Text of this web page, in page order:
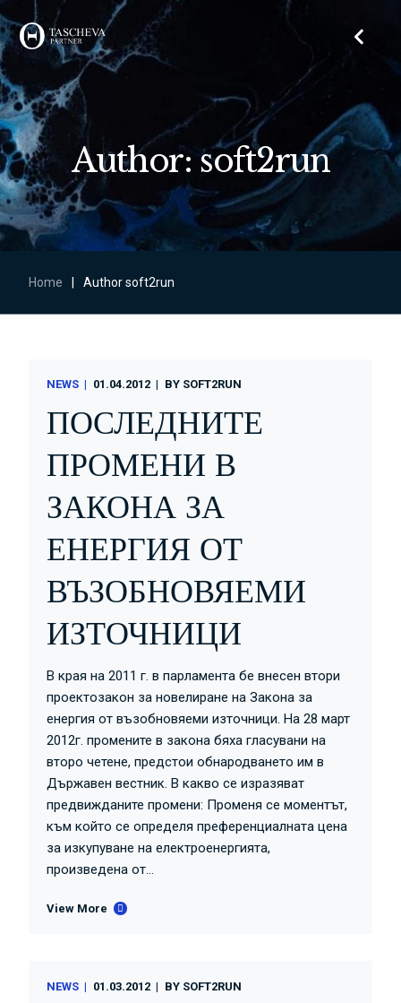
Author: soft2run
Home Author soft2run
NEWS 01.04.2012 BY SOFT2RUN
ПОСЛЕДНИТЕ
ПРОМЕНИ В
ЗАКОНА ЗА
ЕНЕРГИЯ ОТ
ВЪЗОБНОВЯЕМИ
ИЗТОЧНИЦИ
В края на 2011 г. в парламента бе внесен втори
проектозакон за новелиране на Закона за
енергия от възобновяеми източници. На 28 март
2012г. промените в закона бяха гласувани на
второ четене, предстои обнародването им в
Държавен вестник. В какво се изразяват
предвижданите промени: Променя се моментът,
към който се определя преференциалната цена
за изкупуване на електроенергията,
произведена от...
View More
NEWS 01.03.2012 BY SOFT2RUN